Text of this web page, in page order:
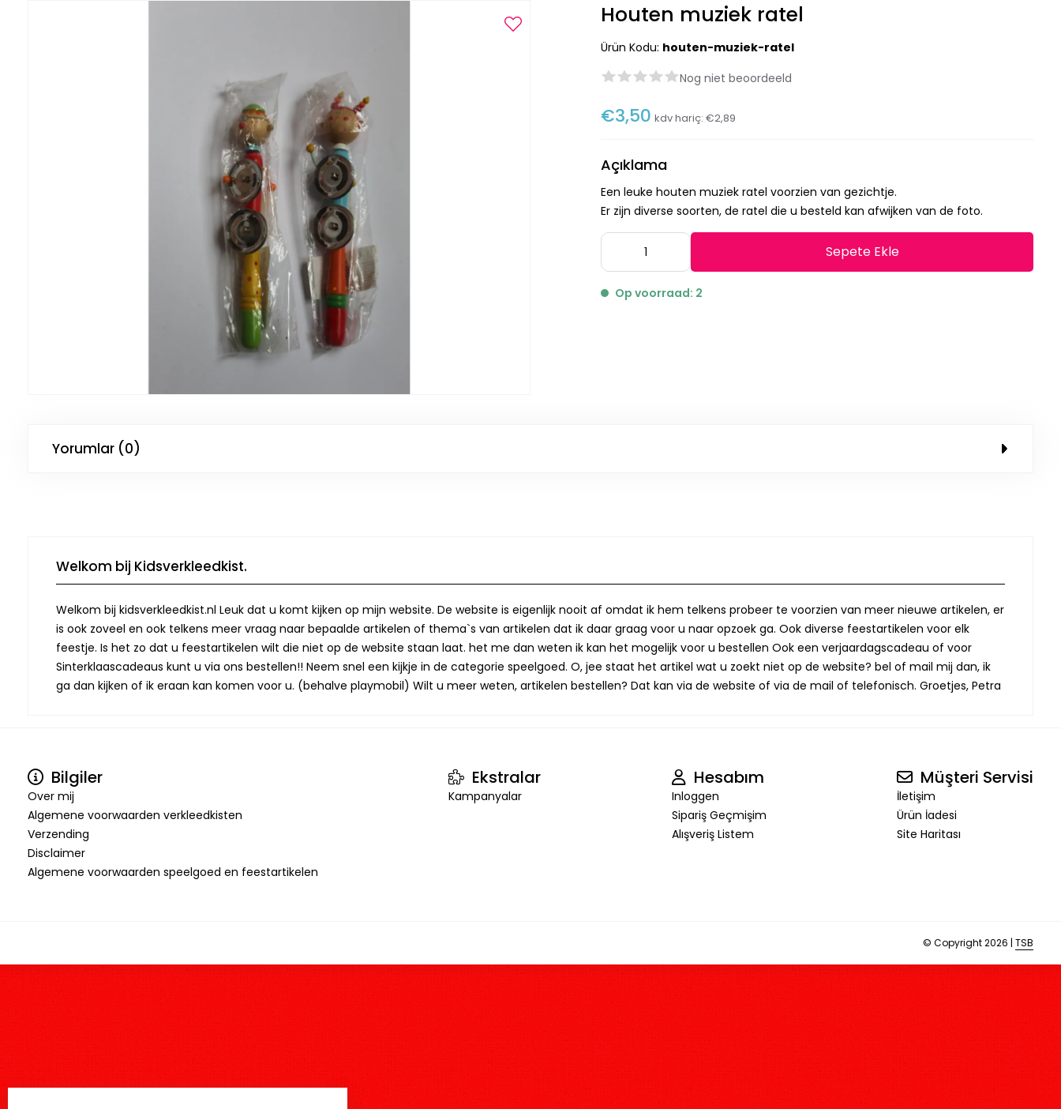
Houten muziek ratel
Ürün Kodu: houten-muziek-ratel
Nog niet beoordeeld
€3,50 kdv hariç:€2,89
Açıklama
Een leuke houten muziek ratel voorzien van gezichtje.
Er zijn diverse soorten, de ratel die u besteld kan afwijken van de foto.
Sepete Ekle
Op voorraad: 2
Yorumlar (0)
Welkom bij Kidsverkleedkist.
Welkom bij kidsverkleedkist.nl Leuk dat u komt kijken op mijn website. De website is eigenlijk nooit af omdat ik hem telkens probeer te voorzien van meer nieuwe artikelen, er
is ook zoveel en ook telkens meer vraag naar bepaalde artikelen of thema`s van artikelen dat ik daar graag voor u naar opzoek ga. Ook diverse feestartikelen voor elk
feestje. Is het zo dat u feestartikelen wilt die niet op de website staan laat. het me dan weten ik kan het mogelijk voor u bestellen Ook een verjaardagscadeau of voor
Sinterklaascadeaus kunt u via ons bestellen!! Neem snel een kijkje in de categorie speelgoed. O, jee staat het artikel wat u zoekt niet op de website? bel of mail mij dan, ik
ga dan kijken of ik eraan kan komen voor u. (behalve playmobil) Wilt u meer weten, artikelen bestellen? Dat kan via de website of via de mail of telefonisch. Groetjes, Petra
Bilgiler
Over mij
Algemene voorwaarden verkleedkisten
Verzending
Disclaimer
Algemene voorwaarden speelgoed en feestartikelen
Ekstralar
Kampanyalar
Hesabım
Inloggen
Sipariş Geçmişim
Alışveriş Listem
Müşteri Servisi
İletişim
Ürün İadesi
Site Haritası
© Copyright 2026 | TSB